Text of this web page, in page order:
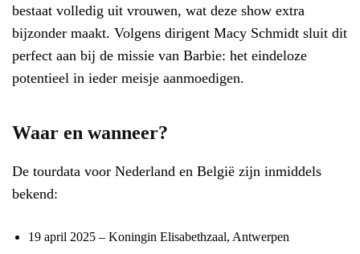
bestaat volledig uit vrouwen, wat deze show extra
bijzonder maakt. Volgens dirigent Macy Schmidt sluit dit
perfect aan bij de missie van Barbie: het eindeloze
potentieel in ieder meisje aanmoedigen.
Waar en wanneer?
De tourdata voor Nederland en België zijn inmiddels
bekend:
19 april 2025 – Koningin Elisabethzaal, Antwerpen